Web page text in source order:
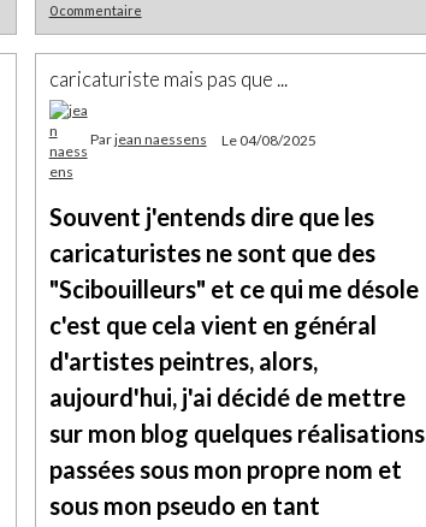
0 commentaire
caricaturiste mais pas que ...
Parjean naessens Le 04/08/2025
Souvent j'entends dire que les
caricaturistes ne sont que des
"Scibouilleurs" et ce qui me désole
c'est que cela vient en général
d'artistes peintres, alors,
aujourd'hui, j'ai décidé de mettre
sur mon blog quelques réalisations
passées sous mon propre nom et
sous mon pseudo en tant